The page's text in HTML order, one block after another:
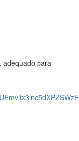
adequado para